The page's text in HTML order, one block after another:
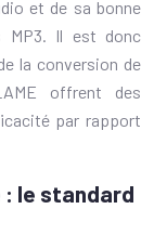
et de sa bonne
MP3. Il est donc
la conversion de
offrent des
par rapport
: le standard